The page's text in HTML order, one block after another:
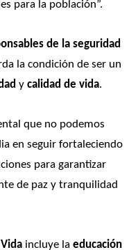
para la población”.
de la seguridad
la condición de ser un
y calidad de vida.
que no podemos
en seguir fortaleciendo
para garantizar
de paz y tranquilidad
incluye la educación